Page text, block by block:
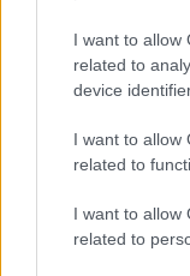
I want to allow
related to
device
I want to allow
related to
I want to allow
related to